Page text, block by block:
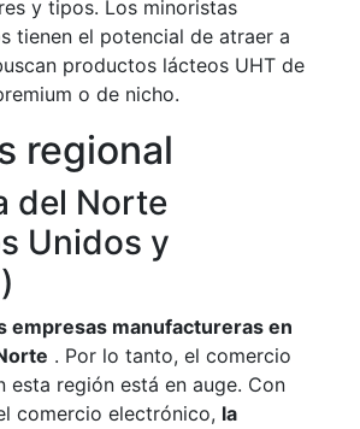
y tipos. Los minoristas
tienen el potencial de atraer a
productos lácteos UHT de
o de nicho.
regional
del Norte
Unidos y
empresas manufactureras en
. Por lo tanto, el comercio
esta región está en auge. Con
comercio electrónico, la